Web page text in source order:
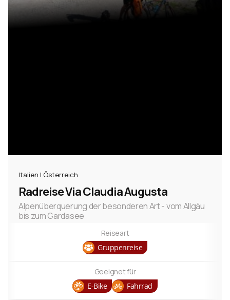
Italien | Österreich
Radreise Via Claudia Augusta
Alpenüberquerung der besonderen Art - vom Allgäu
bis zum Gardasee
Reiseart
Gruppenreise
Geeignet für
E-Bike
Fahrrad